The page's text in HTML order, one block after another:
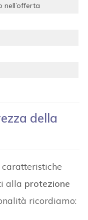
nell’offerta
della
alla protezione
ricordiamo: